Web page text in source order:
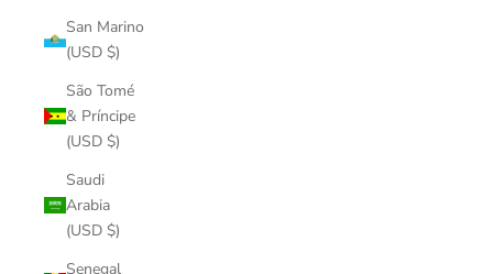
San Marino
(USD $)
São Tomé
& Príncipe
(USD $)
Saudi
Arabia
(USD $)
Senegal